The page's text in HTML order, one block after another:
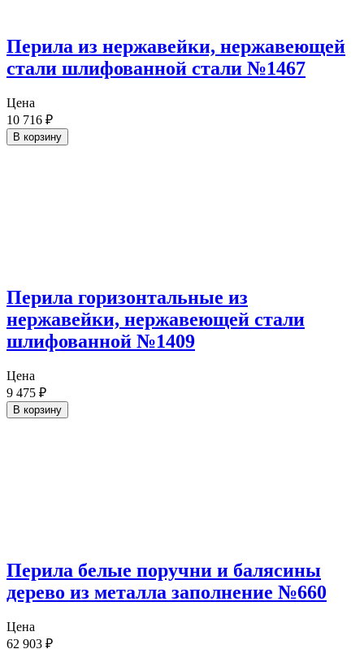
Перила из нержавейки, нержавеющей
стали шлифованной стали №1467
Цена
10 716 ₽
В корзину
Перила горизонтальные из
нержавейки, нержавеющей стали
шлифованной №1409
Цена
9 475 ₽
В корзину
Перила белые поручни и балясины
дерево из металла заполнение №660
Цена
62 903 ₽